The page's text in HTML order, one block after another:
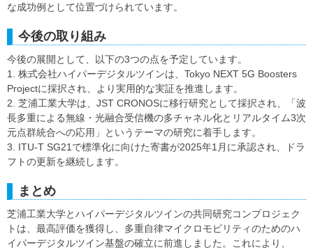
な成功例として位置づけられています。
今後の取り組み
今後の展開として、以下の3つの点を予定しています。
1. 株式会社ハイパーデジタルツインは、Tokyo NEXT 5G Boosters
Projectに採択され、より実用的な実証を推進します。
2. 芝浦工業大学は、JST CRONOSに移行研究として採択され、「波
長多重による無線・光融合受信機の多チャネル化とリアルタイム3次
元点群統合への応用」というテーマの研究に着手します。
3. ITU-T SG21で標準化に向けた寄書が2025年1月に承認され、ドラ
フトの更新を継続します。
まとめ
芝浦工業大学とハイパーデジタルツインの共同研究コンプロジェク
トは、最高評価を獲得し、多重自律マイクロモビリティのためのハ
イパーデジタルツイン基盤の確立に前進しました。これにより、